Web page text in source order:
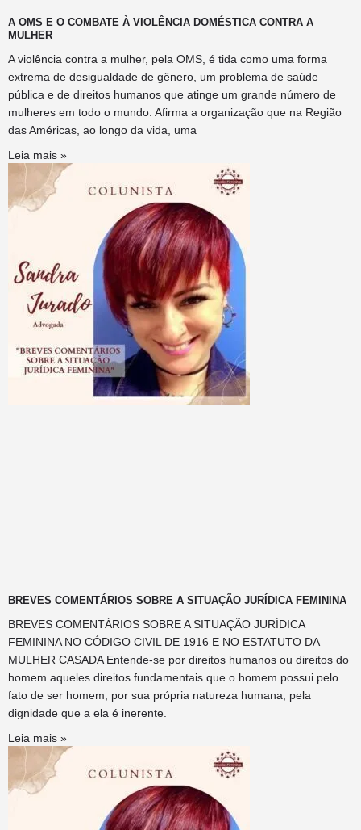
A OMS E O COMBATE À VIOLÊNCIA DOMÉSTICA CONTRA A
MULHER
A violência contra a mulher, pela OMS, é tida como uma forma
extrema de desigualdade de gênero, um problema de saúde
pública e de direitos humanos que atinge um grande número de
mulheres em todo o mundo. Afirma a organização que na Região
das Américas, ao longo da vida, uma
Leia mais »
BREVES COMENTÁRIOS SOBRE A SITUAÇÃO JURÍDICA FEMININA
BREVES COMENTÁRIOS SOBRE A SITUAÇÃO JURÍDICA
FEMININA NO CÓDIGO CIVIL DE 1916 E NO ESTATUTO DA
MULHER CASADA Entende-se por direitos humanos ou direitos do
homem aqueles direitos fundamentais que o homem possui pelo
fato de ser homem, por sua própria natureza humana, pela
dignidade que a ela é inerente.
Leia mais »